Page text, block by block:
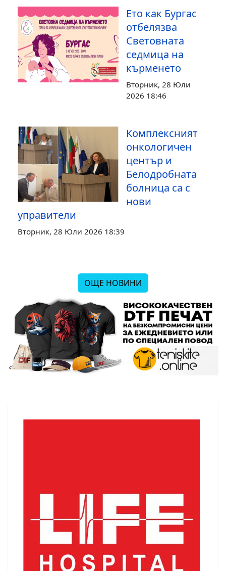
Ето как Бургас
отбелязва
Световната
седмица на
кърменето
Вторник, 28 Юли
2026 18:46
Комплексният
онкологичен
център и
Белодробната
болница са с
нови
управители
Вторник, 28 Юли 2026 18:39
ОЩЕ НОВИНИ